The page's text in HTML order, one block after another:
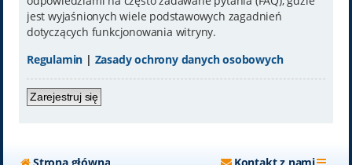
jest wyjaśnionych wiele podstawowych zagadnień
dotyczących funkcjonowania witryny.
Regulamin | Zasady ochrony danych osobowych
Zarejestruj się
Strona główna Kontakt z nami